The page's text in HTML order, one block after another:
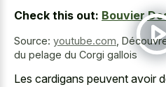
Check this out: Bouvier
Source: youtube.com
du pelage du Corgi gallois
Les cardigans peuvent avoir